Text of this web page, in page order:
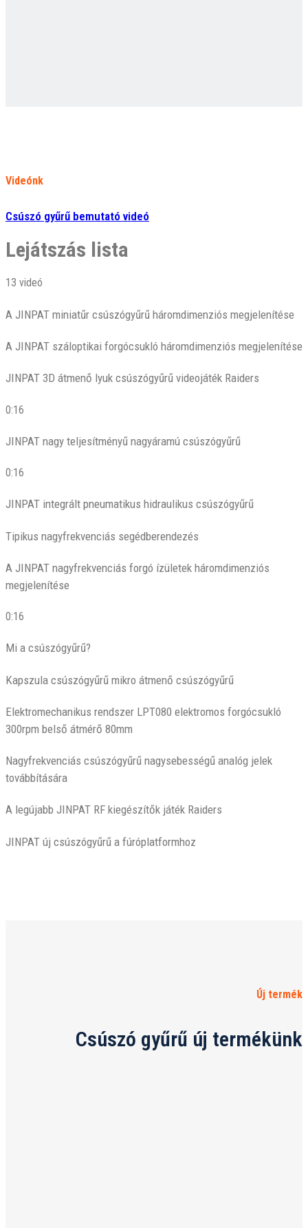
Videónk
Csúszó gyűrű bemutató videó
Lejátszás lista
13 videó
A JINPAT miniatűr csúszógyűrű háromdimenziós megjelenítése
A JINPAT száloptikai forgócsukló háromdimenziós megjelenítése
JINPAT 3D átmenő lyuk csúszógyűrű videojáték Raiders
0:16
JINPAT nagy teljesítményű nagyáramú csúszógyűrű
0:16
JINPAT integrált pneumatikus hidraulikus csúszógyűrű
Tipikus nagyfrekvenciás segédberendezés
A JINPAT nagyfrekvenciás forgó ízületek háromdimenziós
megjelenítése
0:16
Mi a csúszógyűrű?
Kapszula csúszógyűrű mikro átmenő csúszógyűrű
Elektromechanikus rendszer LPT080 elektromos forgócsukló
300rpm belső átmérő 80mm
Nagyfrekvenciás csúszógyűrű nagysebességű analóg jelek
továbbítására
A legújabb JINPAT RF kiegészítők játék Raiders
JINPAT új csúszógyűrű a fúróplatformhoz
Új termék
Csúszó gyűrű új termékünk